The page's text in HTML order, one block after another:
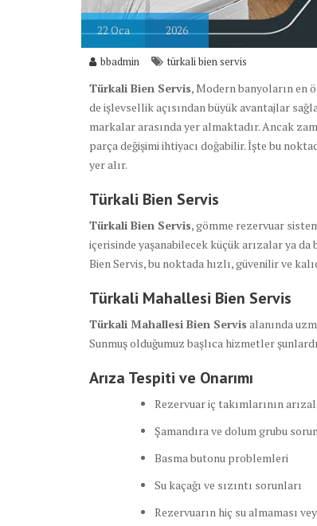
22Oca 2026
bbadmin türkali bien servis
Türkali Bien Servis, Modern banyoların en
de işlevsellik açısından büyük avantajlar
markalar arasında yer almaktadır. Ancak
parça değişimi ihtiyacı doğabilir. İşte bu
yer alır.
Türkali Bien Servis
Türkali Bien Servis, gömme rezervuar
içerisinde yaşanabilecek küçük arızalar ya
Bien Servis, bu noktada hızlı, güvenilir ve
Türkali Mahallesi Bien Servis
Türkali Mahallesi Bien Servis alanında
Sunmuş olduğumuz başlıca hizmetler
Arıza Tespiti ve Onarımı
Rezervuar iç takımlarının
Şamandıra ve dolum grubu
Basma butonu problemleri
Su kaçağı ve sızıntı sorunları
Rezervuarın hiç su almaması